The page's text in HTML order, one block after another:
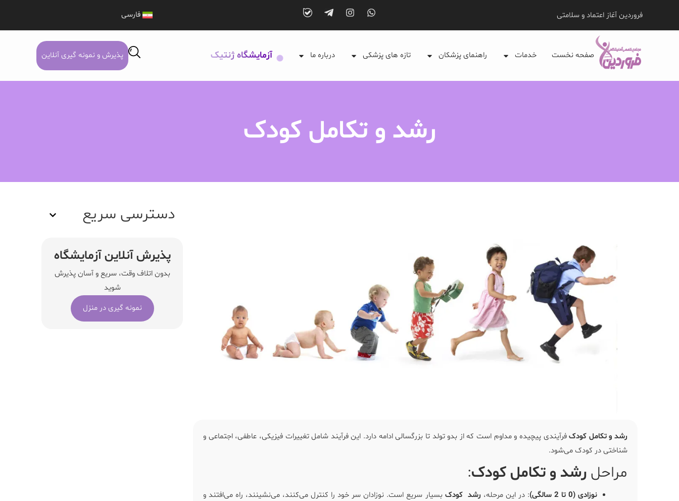
فروردین آغاز اعتماد و سلامتی فارسی
صفحه نخست خدمات راهنمای پزشکان تازه های پزشکی درباره ما آزمایشگاه ژنتیک پذیرش و نمونه گیری آنلاین
رشد و تکامل کودک
رشد و تکامل کودکفرآیندی پیچیده و مداوم است که از بدو تولد تا بزرگسالی ادامه دارد. این فرآیند شامل تغییرات فیزیکی، عاطفی، اجتماعی و
شناختی در کودک می‌شود.
مراحل رشد و تکامل کودک:
نوزادی (0 تا 2 سالگی) : در این مرحله، رشد کودک بسیار سریع است. نوزادان سر خود را کنترل می‌کنند، می‌نشینند، راه می‌افتند و
دسترسی سریع
پذیرش آنلاین آزمایشگاه
بدون اتلاف وقت، سریع و آسان پذیرش
شوید
نمونه گیری در منزل